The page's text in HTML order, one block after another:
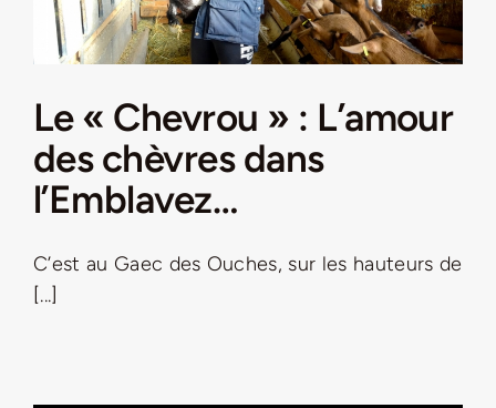
Le « Chevrou » : L’amour
des chèvres dans
l’Emblavez…
C’est au Gaec des Ouches, sur les hauteurs de
[...]